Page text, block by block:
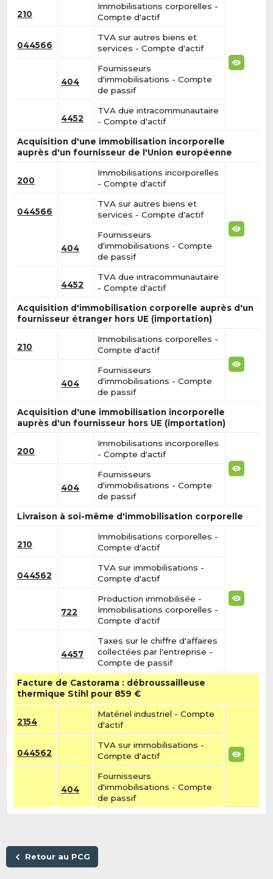
210
Immobilisations corporelles -
Compte d'actif
044566
TVA sur autres biens et
services - Compte d'actif
404
Fournisseurs
d'immobilisations - Compte
de passif
4452
TVA due intracommunautaire
- Compte d'actif
Acquisition d'une immobilisation incorporelle
auprès d'un fournisseur de l'Union européenne
200
Immobilisations incorporelles
- Compte d'actif
044566
TVA sur autres biens et
services - Compte d'actif
404
Fournisseurs
d'immobilisations - Compte
de passif
4452
TVA due intracommunautaire
- Compte d'actif
Acquisition d'immobilisation corporelle auprès d'un
fournisseur étranger hors UE (importation)
210
Immobilisations corporelles -
Compte d'actif
404
Fournisseurs
d'immobilisations - Compte
de passif
Acquisition d'une immobilisation incorporelle
auprès d'un fournisseur hors UE (importation)
200
Immobilisations incorporelles
- Compte d'actif
404
Fournisseurs
d'immobilisations - Compte
de passif
Livraison à soi-même d'immobilisation corporelle
210
Immobilisations corporelles -
Compte d'actif
044562
TVA sur immobilisations -
Compte d'actif
722
Production immobilisée -
Immobilisations corporelles -
Compte d'actif
4457
Taxes sur le chiffre d'affaires
collectées par l'entreprise -
Compte de passif
Facture de Castorama : débroussailleuse
thermique Stihl pour 859 €
2154
Matériel industriel - Compte
d'actif
044562
TVA sur immobilisations -
Compte d'actif
404
Fournisseurs
d'immobilisations - Compte
de passif
Retour au PCG